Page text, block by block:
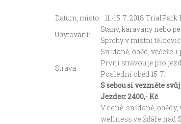
Datum, místo: 11.-15. 7. 2018
Ubytování:
Stany, karavany nebo
Sprchy v místní
Strava:
Snídaně, oběd, večeře
První stravou je pro
Poslední oběd 15. 7.
S sebou si vezměte
Jezdec: 2400,- Kč
V ceně: snídaně,
wellness ve Žďáře nad